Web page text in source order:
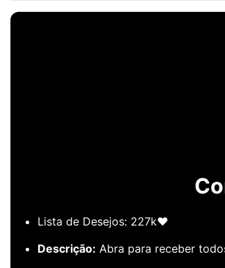
Lista de Desejos: 227k❤️
Descrição: Abra para receber